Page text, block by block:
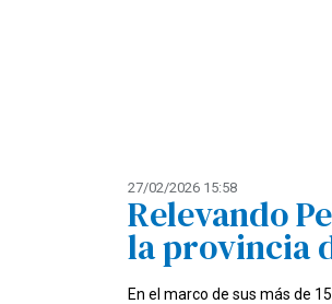
27/02/2026 15:58
Relevando
la provincia
En el marco de sus más de